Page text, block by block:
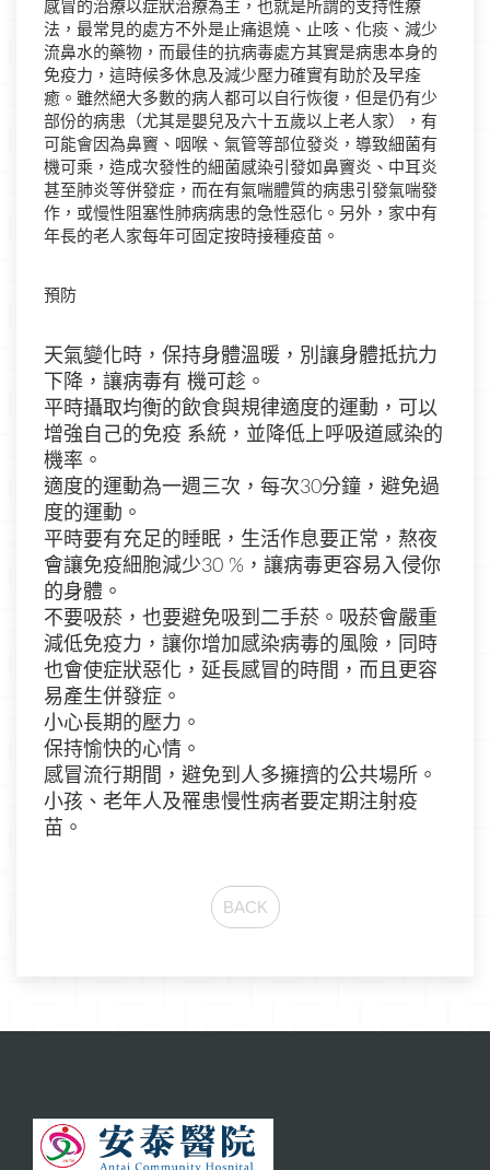
感冒的治療以症狀治療為主，也就是所謂的支持性療
法，最常見的處方不外是止痛退燒、止咳、化痰、減少
流鼻水的藥物，而最佳的抗病毒處方其實是病患本身的
免疫力，這時候多休息及減少壓力確實有助於及早痊
癒。雖然絕大多數的病人都可以自行恢復，但是仍有少
部份的病患（尤其是嬰兒及六十五歲以上老人家），有
可能會因為鼻竇、咽喉、氣管等部位發炎，導致細菌有
機可乘，造成次發性的細菌感染引發如鼻竇炎、中耳炎
甚至肺炎等併發症，而在有氣喘體質的病患引發氣喘發
作，或慢性阻塞性肺病病患的急性惡化。另外，家中有
年長的老人家每年可固定按時接種疫苗。
預防
天氣變化時，保持身體溫暖，別讓身體抵抗力
下降，讓病毒有 機可趁。
平時攝取均衡的飲食與規律適度的運動，可以
增強自己的免疫 系統，並降低上呼吸道感染的
機率。
適度的運動為一週三次，每次30分鐘，避免過
度的運動。
平時要有充足的睡眠，生活作息要正常，熬夜
會讓免疫細胞減少30 %，讓病毒更容易入侵你
的身體。
不要吸菸，也要避免吸到二手菸。吸菸會嚴重
減低免疫力，讓你增加感染病毒的風險，同時
也會使症狀惡化，延長感冒的時間，而且更容
易產生併發症。
小心長期的壓力。
保持愉快的心情。
感冒流行期間，避免到人多擁擠的公共場所。
小孩、老年人及罹患慢性病者要定期注射疫
苗。
BACK